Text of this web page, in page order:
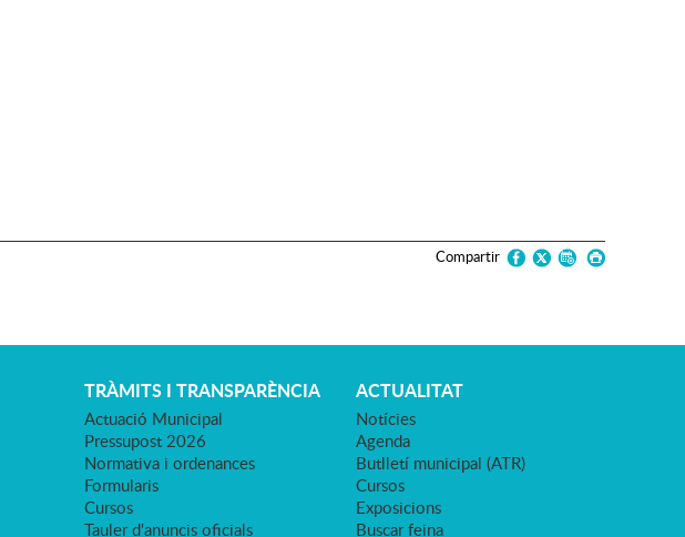
Compartir
TRÀMITS I TRANSPARÈNCIA
Actuació Municipal
Pressupost 2026
Normativa i ordenances
Formularis
Cursos
Tauler d'anuncis oficials
ACTUALITAT
Notícies
Agenda
Butlletí municipal (ATR)
Cursos
Exposicions
Buscar feina